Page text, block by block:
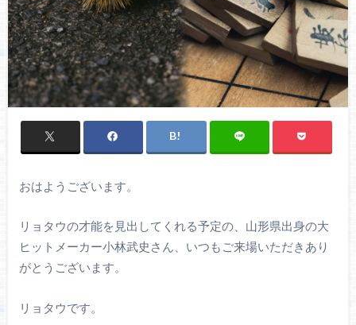
おはようございます。
リョタウの才能を見出してくれる予定の、山形県出身の大
ヒットメーカー小林武史さん、いつもご来場いただきあり
がとうございます。
リョタウです。